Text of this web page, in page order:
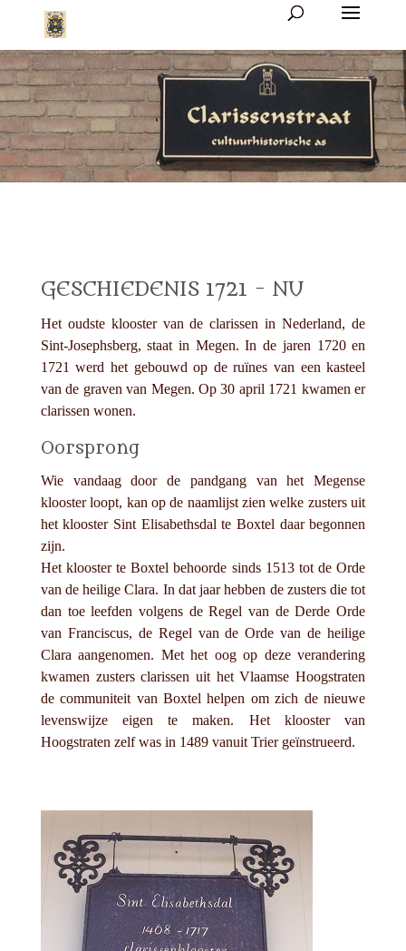
GESCHIEDENIS 1721 - NU
Het oudste klooster van de clarissen in Nederland, de
Sint-Josephsberg, staat in Megen. In de jaren 1720 en
1721 werd het gebouwd op de ruïnes van een kasteel
van de graven van Megen. Op 30 april 1721 kwamen er
clarissen wonen.
Oorsprong
Wie vandaag door de pandgang van het Megense
klooster loopt, kan op de naamlijst zien welke zusters uit
het klooster Sint Elisabethsdal te Boxtel daar begonnen
zijn.
Het klooster te Boxtel behoorde sinds 1513 tot de Orde
van de heilige Clara. In dat jaar hebben de zusters die tot
dan toe leefden volgens de Regel van de Derde Orde
van Franciscus, de Regel van de Orde van de heilige
Clara aangenomen. Met het oog op deze verandering
kwamen zusters clarissen uit het Vlaamse Hoogstraten
de communiteit van Boxtel helpen om zich de nieuwe
levenswijze eigen te maken. Het klooster van
Hoogstraten zelf was in 1489 vanuit Trier geïnstrueerd.